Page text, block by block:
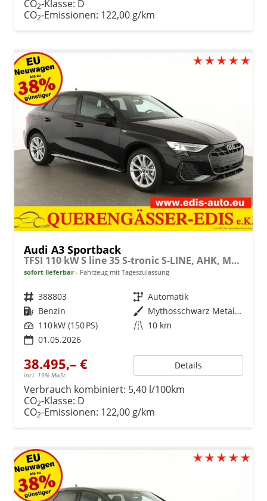
CO2-Klasse: D
CO2-Emissionen: 122,00 g/km
Audi A3 Sportback
TFSI 110 kW S line 35 S-tronic S-LINE, AHK, Matrix, Navi, el. Klappe, Kamera, Winter, 3 J.-Garantie
sofort lieferbar Fahrzeug mit Tageszulassung
Fahrzeugnr. 388803 Getriebe Automatik
Kraftstoff Benzin Außenfarbe
Mythosschwarz Metallic
Leistung 110 kW (150 PS) Kilometerstand 10 km
01.05.2026
38.495,– €
incl. 19% MwSt.
Details
Verbrauch kombiniert: 5,40 l/100km
CO2-Klasse: D
CO2-Emissionen: 122,00 g/km